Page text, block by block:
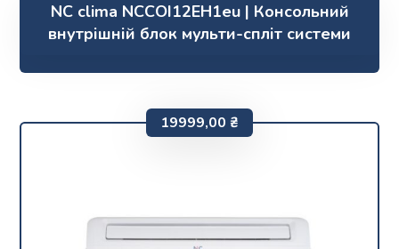
NC clima NCCOI12EH1eu | Консольний
внутрішній блок мульти-спліт системи
19999,00 ₴